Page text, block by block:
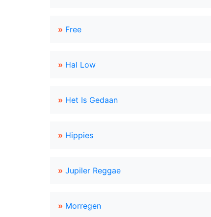
» Free
» Hal Low
» Het Is Gedaan
» Hippies
» Jupiler Reggae
» Morregen